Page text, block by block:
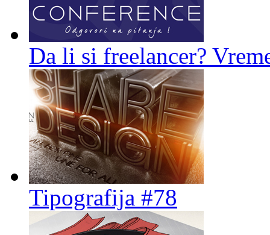
Da li si freelancer?
Tipografija #78